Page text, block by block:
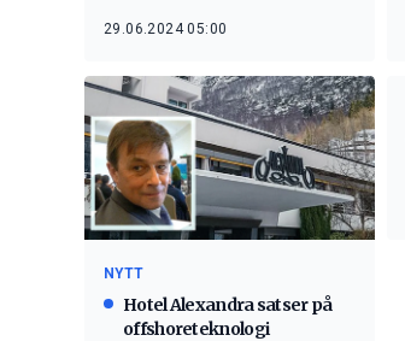
29.06.2024 05:00
NYTT
Hotel Alexandra satser på
offshoreteknologi